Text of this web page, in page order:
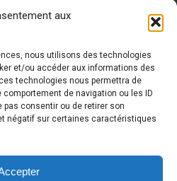
aux
nous utilisons des technologies
et/ou accéder aux informations des
technologies nous permettra de
de navigation ou les ID
consentir ou de retirer son
négatif sur certaines caractéristiques
©
Toutes les photos de ce site sont